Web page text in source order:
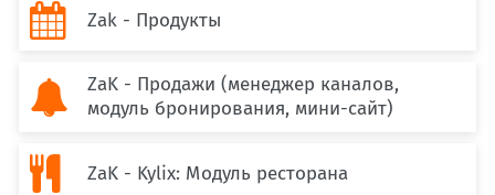
 Zak - Продукты

ZaK - Продажи (менеджер каналов,
модуль бронирования, мини-сайт)
 ZaK - Kylix: Модуль ресторана